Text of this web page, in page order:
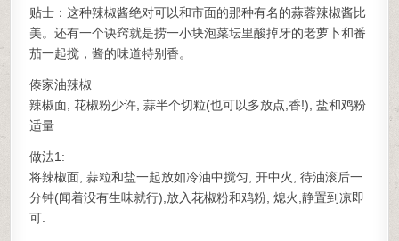
贴士：这种辣椒酱绝对可以和市面的那种有名的蒜蓉辣椒酱比
美。还有一个诀窍就是捞一小块泡菜坛里酸掉牙的老萝卜和番
茄一起搅，酱的味道特别香。
傣家油辣椒
辣椒面, 花椒粉少许, 蒜半个切粒(也可以多放点,香!), 盐和鸡粉
适量
做法1:
将辣椒面, 蒜粒和盐一起放如冷油中搅匀, 开中火, 待油滚后一
分钟(闻着没有生味就行),放入花椒粉和鸡粉, 熄火,静置到凉即
可.